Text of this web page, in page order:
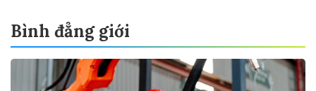
Bình đẳng giới